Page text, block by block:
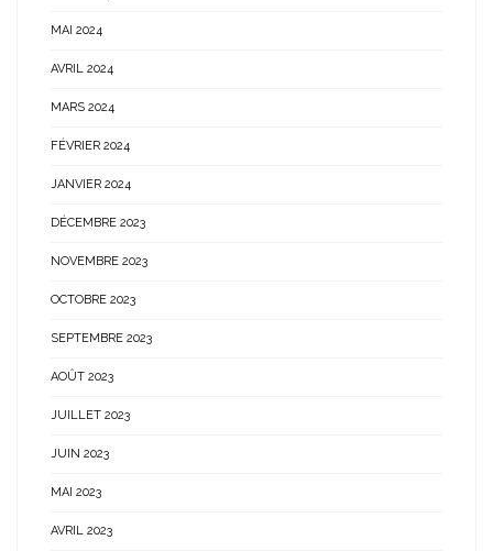
MAI 2024
AVRIL 2024
MARS 2024
FÉVRIER 2024
JANVIER 2024
DÉCEMBRE 2023
NOVEMBRE 2023
OCTOBRE 2023
SEPTEMBRE 2023
AOÛT 2023
JUILLET 2023
JUIN 2023
MAI 2023
AVRIL 2023